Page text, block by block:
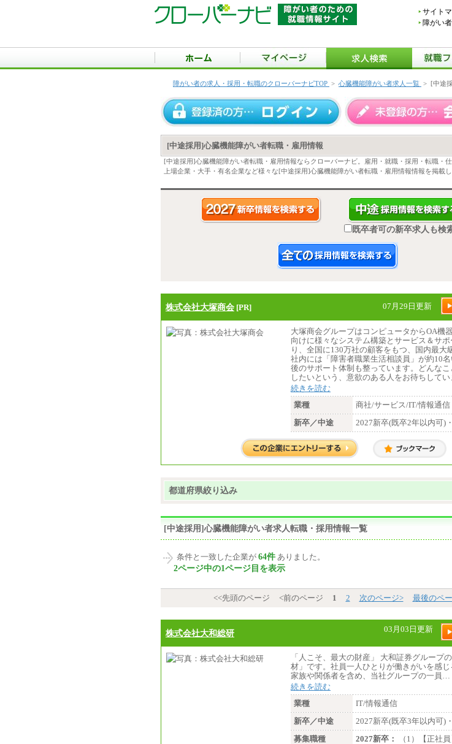
サイト
障がい
障がい者の求人・採用・転職のクローバーナビTOP > 心臓機能障がい者求人一覧 > [中途
[中途採用]心臓機能障がい者転職・雇用情報
[中途採用]心臓機能障がい者転職・雇用情報ならクローバーナビ。雇用・就職・採用・転職・仕
上場企業・大手・有名企業など様々な[中途採用]心臓機能障がい者転職・雇用情報情報を掲載し
既卒者可の新卒求人も検
株式会社大塚商会 [PR] 07月29日更新
大塚商会グループはコンピュータからOA機
向けに様々なシステム構築とサービス＆サ
り、全国に130万社の顧客をもつ、国内最大
社内には「障害者職業生活相談員」が約10
後のサポート体制も整っています。どんな
したいという、意欲のある人をお待ちして
続きを読む
業種
商社/サービス/IT/情報通信
新卒／中途
2027新卒(既卒2年以内可)
都道府県絞り込み
[中途採用]心臓機能障がい者求人転職・採用情報一覧
条件と一致した企業が 64件 ありました。
2ページ中の1ページ目を表示
<<先頭のページ
<前のページ 1 2 次のページ> 最後のペ
株式会社大和総研 03月03日更新
「人こそ、最大の財産」 大和証券グループ
材」です。社員一人ひとりが働きがいを感
家族や関係者を含め、当社グループの一員…
続きを読む
業種
IT/情報通信
新卒／中途
2027新卒(既卒3年以内可)
募集職種
2027新卒：
（1）【正社